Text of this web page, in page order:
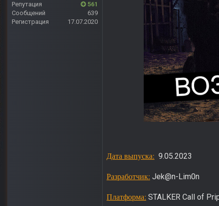
Репутация
561
Сообщений
639
Регистрация
17.07.2020
Дата выпуска: 9.05.2023
Разработчик: Jek@n-Lim0n
Платформа: STALKER Call of